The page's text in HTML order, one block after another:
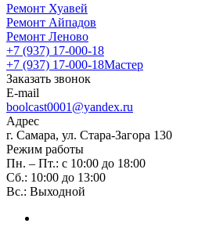
Ремонт Хуавей
Ремонт Айпадов
Ремонт Леново
+7 (937) 17-000-18
+7 (937) 17-000-18Мастер
Заказать звонок
E-mail
boolcast0001@yandex.ru
Адрес
г. Самара, ул. Стара-Загора 130
Режим работы
Пн. – Пт.: с 10:00 до 18:00
Сб.: 10:00 до 13:00
Вс.: Выходной